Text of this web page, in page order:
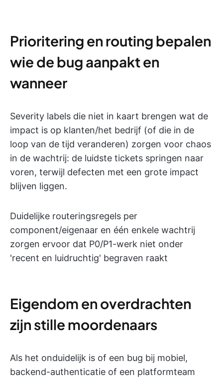
Prioritering en routing bepalen
wie de bug aanpakt en
wanneer
Severity labels die niet in kaart brengen wat de
impact is op klanten/het bedrijf (of die in de
loop van de tijd veranderen) zorgen voor chaos
in de wachtrij: de luidste tickets springen naar
voren, terwijl defecten met een grote impact
blijven liggen.
Duidelijke routeringsregels per
component/eigenaar en één enkele wachtrij
zorgen ervoor dat P0/P1-werk niet onder
'recent en luidruchtig' begraven raakt
Eigendom en overdrachten
zijn stille moordenaars
Als het onduidelijk is of een bug bij mobiel,
backend-authenticatie of een platformteam